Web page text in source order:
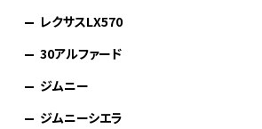
レクサスLX570
30アルファード
ジムニー
ジムニーシエラ